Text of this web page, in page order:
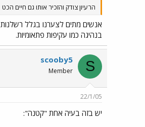
הרעיון צודק והזכיר אותו גם חיים הכט
אנשים מתים לצערנו בגלל רשלנות
בנהיגה כמו עקיפות פתאומיות.
S
scooby5
Member
22/1/05
יש בזה בעיה אחת "קטנה":